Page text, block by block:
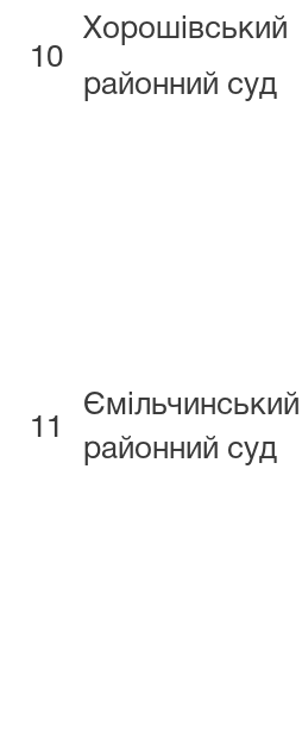
10
Хорошівський
районний суд
11
Ємільчинський
районний суд